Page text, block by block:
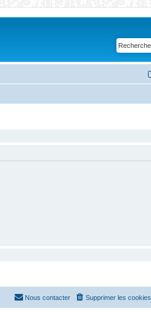
Supprimer les cookies
Nous contacter